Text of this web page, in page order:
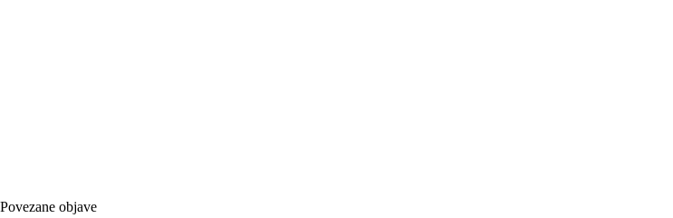
Povezane objave